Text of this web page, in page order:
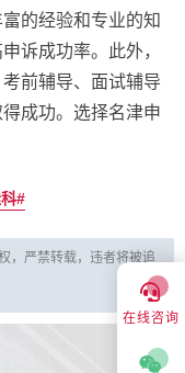
的经验和专业的知
诉成功率。此外，
前辅导、面试辅导
成功。选择名津申
，严禁转载，违者将被追
在线咨询